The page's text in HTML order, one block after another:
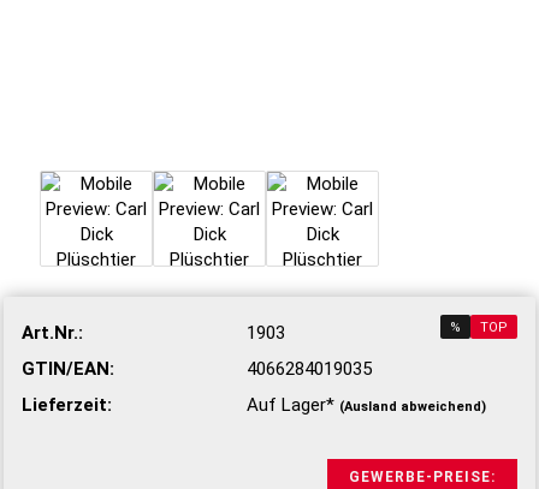
% TOP
Art.Nr.:
1903
GTIN/EAN:
4066284019035
Lieferzeit:
Auf Lager* (Ausland abweichend)
GEWERBE-PREISE: